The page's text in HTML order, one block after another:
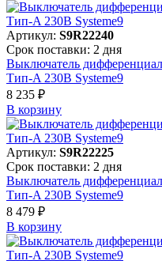
Артикул: S9R22240
Срок поставки: 2 дня
Выключатель
Тип-A 230В Systeme9
8 235 ₽
В корзинy
Артикул: S9R22225
Срок поставки: 2 дня
Выключатель
Тип-A 230В Systeme9
8 479 ₽
В корзинy